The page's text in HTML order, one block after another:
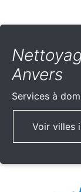
Anvers
Services à
Voir villes